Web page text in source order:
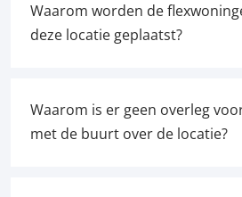
Waarom worden de
deze locatie geplaatst?
Waarom is er geen overleg
met de buurt over de locatie?